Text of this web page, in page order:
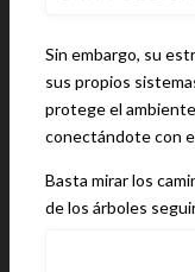
Sin embargo, su
sus propios
protege el
conectándote con
Basta mirar los
de los árboles